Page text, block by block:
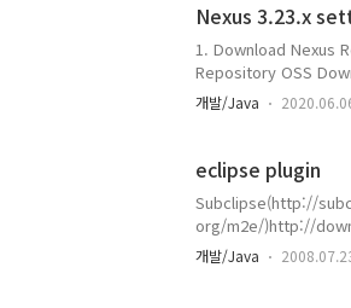
Nexus 3.23.x
1. Download Nexus
Repository OSS
solution that's FREE
/home/user/app/
개발/Java
eclipse plugin
Subclipse(http://
org/m2e/)http://
plugin.html,
http://
개발/Java